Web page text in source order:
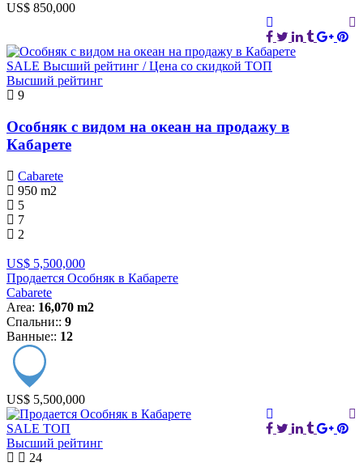
US$ 850,000
SALE Высший рейтинг / Цена со скидкой ТОП
Высший рейтинг
9
Особняк с видом на океан на продажу в
Кабарете
Cabarete
950 m2
5
7
2
US$ 5,500,000
Продается Особняк в Кабарете
Cabarete
Area: 16,070 m2
Спальни:: 9
Ванные:: 12
US$ 5,500,000
SALE ТОП
Высший рейтинг
24